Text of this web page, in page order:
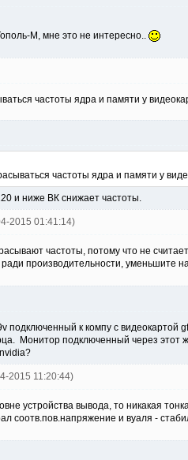
М, мне это не интересно..
частоты ядра и памяти у
частоты ядра и памяти у
и ниже ВК снижает частоты.
2015 01:41:14)
частоты, потому что не
производительности, уменьшите
подключенный к компу с
Монитор подключенный через
2015 11:20:44)
устройства вывода, то никакая
соотв.пов.напряжение и вуаля -